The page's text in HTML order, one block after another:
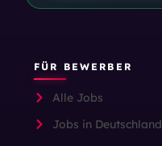
FÜR BEWERBER
Alle Jobs
Jobs in Deutschland